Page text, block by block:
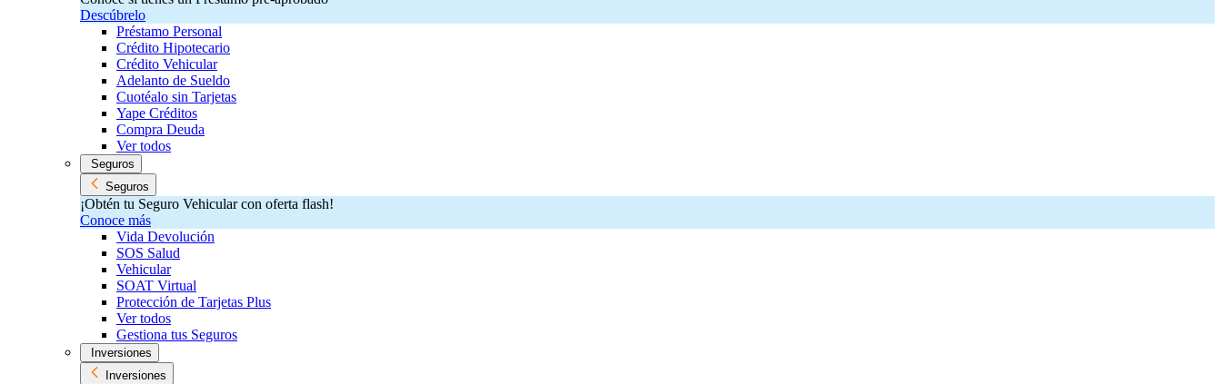
Descúbrelo
Préstamo Personal
Crédito Hipotecario
Crédito Vehicular
Adelanto de Sueldo
Cuotéalo sin Tarjetas
Yape Créditos
Compra Deuda
Ver todos
Seguros
Seguros
¡Obtén tu Seguro Vehicular con oferta flash!
Conoce más
Vida Devolución
SOS Salud
Vehicular
SOAT Virtual
Protección de Tarjetas Plus
Ver todos
Gestiona tus Seguros
Inversiones
Inversiones